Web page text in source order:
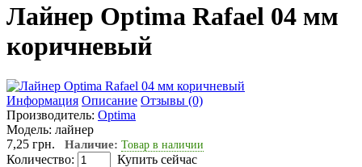
Лайнер Optima Rafael 04 мм
коричневый
Информация Описание Отзывы (0)
Производитель: Optima
Модель: лайнер
7,25 грн. Наличие: Товар в наличии
Количество:
Купить сейчас